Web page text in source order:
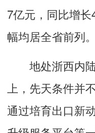
7亿元，同比增
幅均居全省前列。
地处浙西内陆
上，先天条件并
通过培育出口新